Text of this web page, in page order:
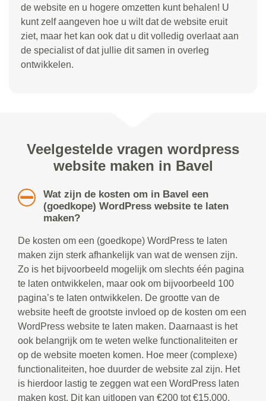
de website en u hogere omzetten kunt behalen! U
kunt zelf aangeven hoe u wilt dat de website eruit
ziet, maar het kan ook dat u dit volledig overlaat aan
de specialist of dat jullie dit samen in overleg
ontwikkelen.
Veelgestelde vragen wordpress
website maken in Bavel
Wat zijn de kosten om in Bavel een
(goedkope) WordPress website te laten
maken?
De kosten om een (goedkope) WordPress te laten
maken zijn sterk afhankelijk van wat de wensen zijn.
Zo is het bijvoorbeeld mogelijk om slechts één pagina
te laten ontwikkelen, maar ook om bijvoorbeeld 100
pagina’s te laten ontwikkelen. De grootte van de
website heeft de grootste invloed op de kosten om een
WordPress website te laten maken. Daarnaast is het
ook belangrijk om te weten welke functionaliteiten er
op de website moeten komen. Hoe meer (complexe)
functionaliteiten, hoe duurder de website zal zijn. Het
is hierdoor lastig te zeggen wat een WordPress laten
maken kost. Dit kan uitlopen van €200 tot €15.000.